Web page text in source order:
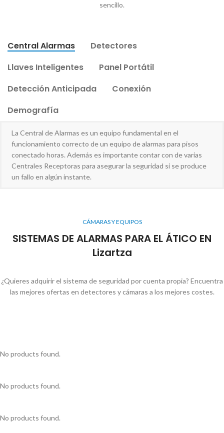
sencillo.
Central Alarmas
Detectores
Llaves Inteligentes
Panel Portátil
Detección Anticipada
Conexión
Demografía
La Central de Alarmas es un equipo fundamental en el
funcionamiento correcto de un equipo de alarmas para pisos
conectado horas. Además es importante contar con de varias
Centrales Receptoras para asegurar la seguridad si se produce
un fallo en algún instante.
CÁMARAS Y EQUIPOS
SISTEMAS DE ALARMAS PARA EL ÁTICO EN
Lizartza
¿Quieres adquirir el sistema de seguridad por cuenta propia? Encuentra
las mejores ofertas en detectores y cámaras a los mejores costes.
No products found.
No products found.
No products found.